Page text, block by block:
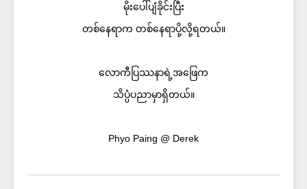
မိုးပေါ်ပျံခိုင်းပြီး
တစ်နေရာက တစ်နေရာပို့လို့ရတယ်။
လောကီပြဿနာရဲ့အဖြေက
သိပ္ပံပညာမှာရှိတယ်။
Phyo Paing @ Derek